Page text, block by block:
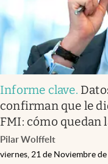
Informe clave.
confirman que le
FMI: cómo quedan
Pilar Wolffelt
viernes, 21 de Noviembre